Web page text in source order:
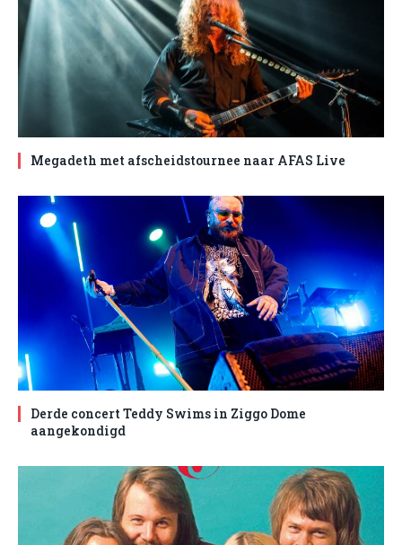
Megadeth met afscheidstournee naar AFAS Live
Derde concert Teddy Swims in Ziggo Dome
aangekondigd